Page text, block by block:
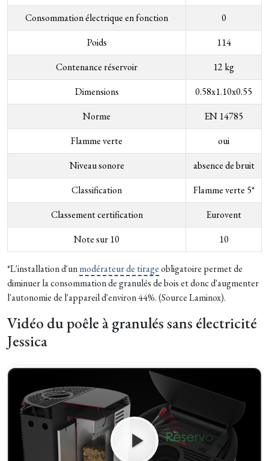
Consommation électrique en fonction
0
Poids
114
Contenance réservoir
12 kg
Dimensions
0.58x1.10x0.55
Norme
EN 14785
Flamme verte
oui
Niveau sonore
absence de bruit
Classification
Flamme verte 5*
Classement certification
Eurovent
Note sur 10
10
*L'installation d'unmodérateur de tirageobligatoire permet de
diminuer la consommation de granulés de bois et donc d'augmenter
l'autonomie de l'appareil d'environ 44%. (Source Laminox).
Vidéo du poêle à granulés sans électricité
Jessica